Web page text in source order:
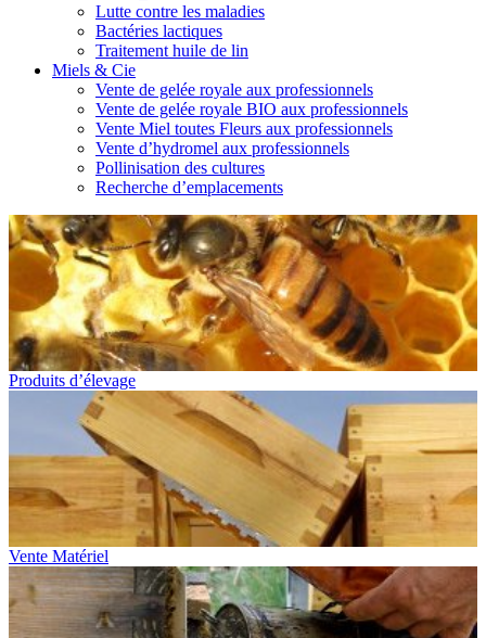
Lutte contre les maladies
Bactéries lactiques
Traitement huile de lin
Miels & Cie
Vente de gelée royale aux professionnels
Vente de gelée royale BIO aux professionnels
Vente Miel toutes Fleurs aux professionnels
Vente d’hydromel aux professionnels
Pollinisation des cultures
Recherche d’emplacements
Produits d’élevage
Vente Matériel